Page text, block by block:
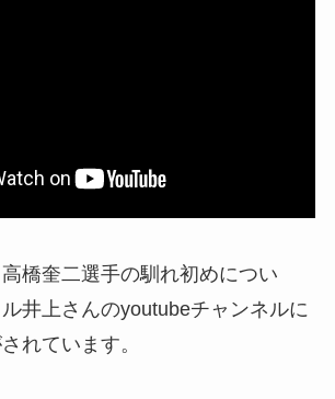
橋奎二選手の馴れ初めについ
井上さんのyoutubeチャンネルに
れています。